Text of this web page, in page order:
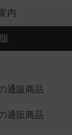
内
通販商品
通販商品